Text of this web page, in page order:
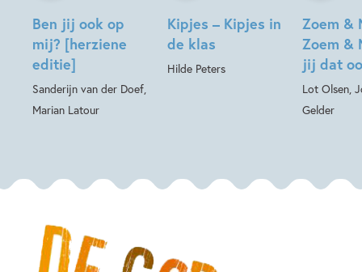
Ben jij ook op
mij? [herziene
editie]
Sanderijn van der Doef,
Marian Latour
Kipjes – Kipjes in
de klas
Hilde Peters
Zoem &
Zoem &
jij dat
Lot Olsen,
Gelder